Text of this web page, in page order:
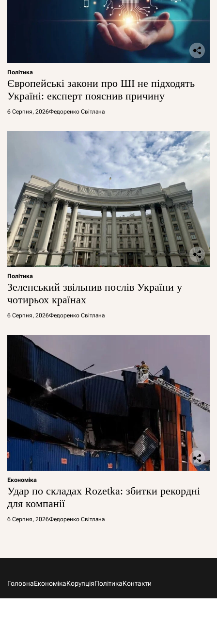
Політика
Європейські закони про ШІ не підходять
Україні: експерт пояснив причину
6 Серпня, 2026Федоренко Світлана
Політика
Зеленський звільнив послів України у
чотирьох країнах
6 Серпня, 2026Федоренко Світлана
Економіка
Удар по складах Rozetka: збитки рекордні
для компанії
6 Серпня, 2026Федоренко Світлана
ГоловнаЕкономікаКорупціяПолітикаКонтакти